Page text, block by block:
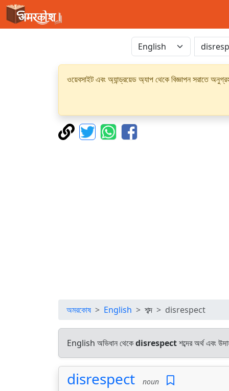
ওয়েবসাইট এবং অ্যান্ড্রয়েড অ্যাপ থেকে বিজ্ঞাপন সরাতে
অমরকোষ English শব্দ disrespect
English অভিধান থেকেdisrespectশব্দের অর্থ এবং
disrespect noun